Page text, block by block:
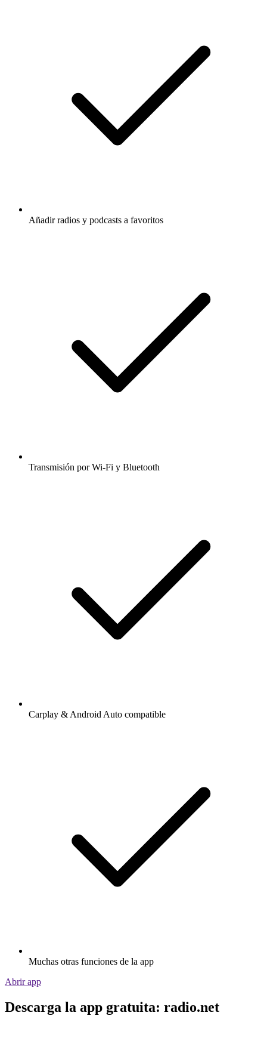
Añadir radios y podcasts a favoritos
Transmisión por Wi-Fi y Bluetooth
Carplay & Android Auto compatible
Muchas otras funciones de la app
Abrir app
Descarga la app gratuita: radio.net